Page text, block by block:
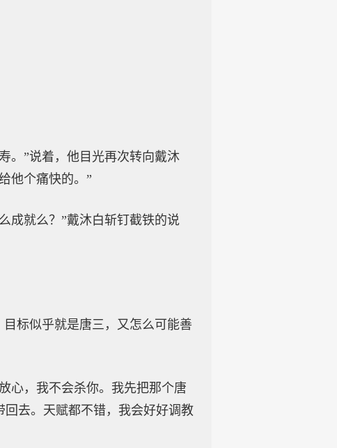
。”说着，他目光再次转向戴沐
他个痛快的。”
成就么？”戴沐白斩钉截铁的说
标似乎就是唐三，又怎么可能善
心，我不会杀你。我先把那个唐
去。天赋都不错，我会好好调教